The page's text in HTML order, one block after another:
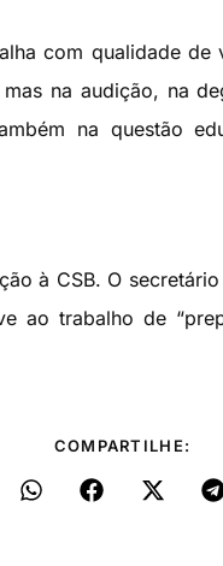
com qualidade
na audição, na
na questão
à CSB. O
ao trabalho de
COMPARTILHE: